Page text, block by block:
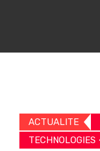
ACTUALITE
TECHNOLOGIES